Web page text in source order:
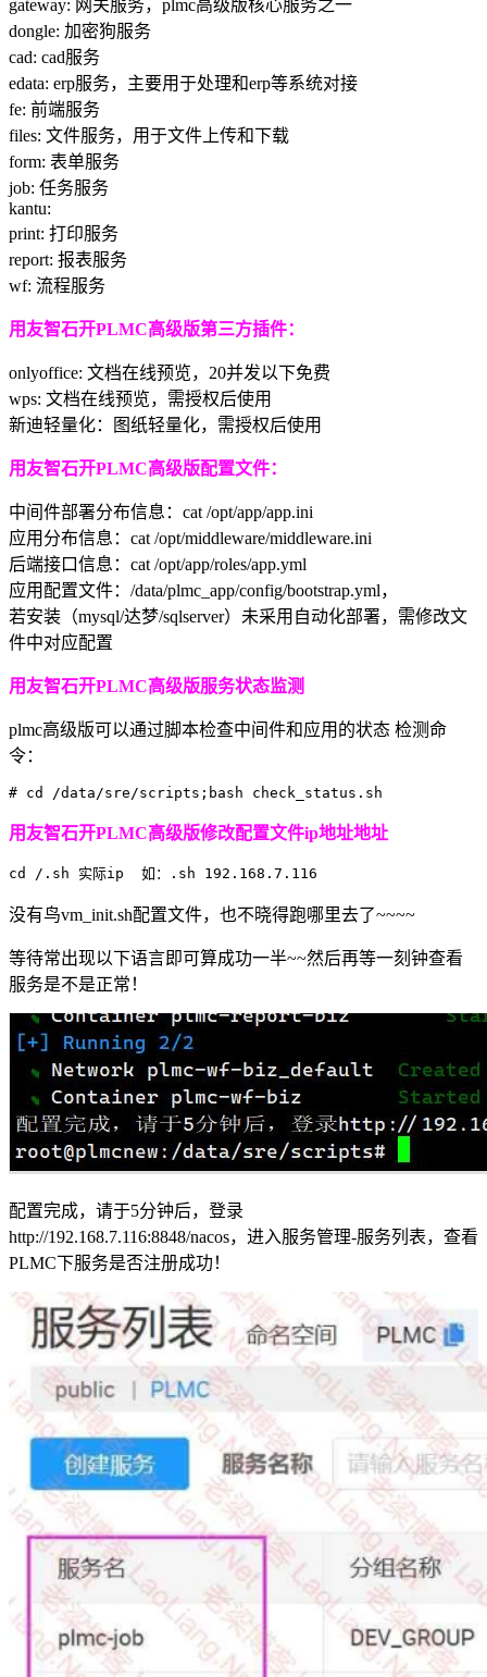
gateway: 网关服务，plmc高级版核心服务之一
dongle: 加密狗服务
cad: cad服务
edata: erp服务，主要用于处理和erp等系统对接
fe: 前端服务
files: 文件服务，用于文件上传和下载
form: 表单服务
job: 任务服务
kantu:
print: 打印服务
report: 报表服务
wf: 流程服务
用友智石开PLMC高级版第三方插件：
onlyoffice: 文档在线预览，20并发以下免费
wps: 文档在线预览，需授权后使用
新迪轻量化：图纸轻量化，需授权后使用
用友智石开PLMC高级版配置文件：
中间件部署分布信息：cat /opt/app/app.ini
应用分布信息：cat /opt/middleware/middleware.ini
后端接口信息：cat /opt/app/roles/app.yml
应用配置文件：/data/plmc_app/config/bootstrap.yml，
若安装（mysql/达梦/sqlserver）未采用自动化部署，需修改文
件中对应配置
用友智石开PLMC高级版服务状态监测
plmc高级版可以通过脚本检查中间件和应用的状态 检测命
令：
# cd /data/sre/scripts;bash check_status.sh
用友智石开PLMC高级版修改配置文件ip地址地址
cd /.sh 实际ip  如：.sh 192.168.7.116
没有鸟vm_init.sh配置文件，也不晓得跑哪里去了~~~~
等待常出现以下语言即可算成功一半~~然后再等一刻钟查看
服务是不是正常！
配置完成，请于5分钟后，登录
http://192.168.7.116:8848/nacos，进入服务管理-服务列表，查看
PLMC下服务是否注册成功！